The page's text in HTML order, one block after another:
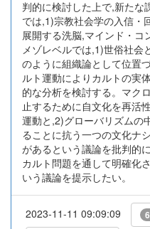
判的に検討した上で,新たな
では,1)宗教社会学の入信・
展開する洗脳,マインド・コ
メゾレベルでは,1)世俗社会
のように組織論として位置
ルト運動によりカルトの実
的な分析を検討する。マク
止するために自文化を再活
運動と,2)グローバリズムの
ることに抗う一つの文化ナ
があるという議論を批判的
カルト問題を通して明確化
いう議論を提示したい。
2023-11-11 09:09:09